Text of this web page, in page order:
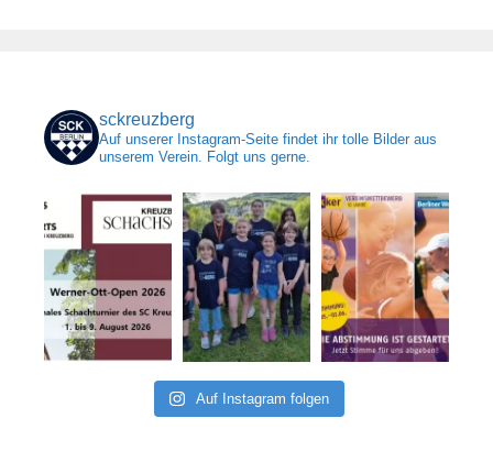
sckreuzberg
Auf unserer Instagram-Seite findet ihr tolle Bilder aus
unserem Verein. Folgt uns gerne.
Auf Instagram folgen